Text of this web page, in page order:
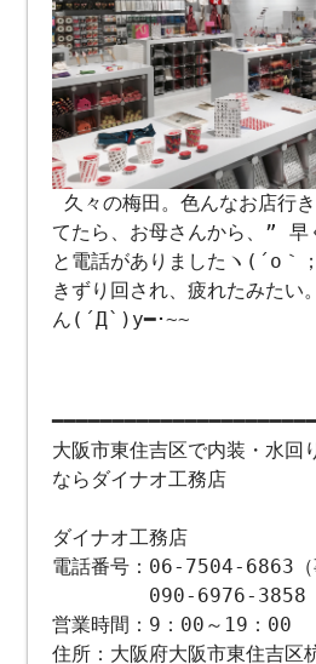
久々の梅田。色んなお店行
てたら、お母さんから、”
と電話がありましたヽ(´o｀
きずり回され、疲れたみたい
ん(´Д`)y━･~~
大阪市東住吉区で内装・水回
ならダイナオ工務店
ダイナオ工務店
電話番号：06-7504-6863（
090-6976-3858（代
営業時間：9：00～19：00
住所：大阪府大阪市東住吉